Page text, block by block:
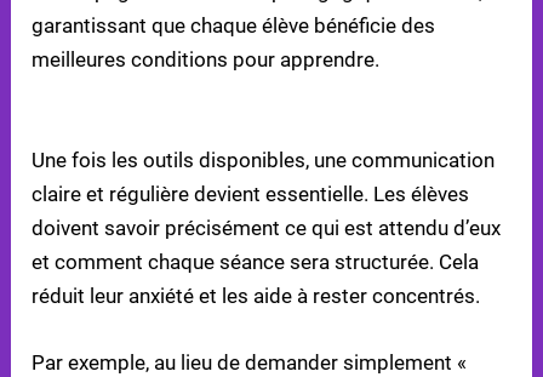
garantissant que chaque élève bénéficie des
meilleures conditions pour apprendre.
Une fois les outils disponibles, une communication
claire et régulière devient essentielle. Les élèves
doivent savoir précisément ce qui est attendu d’eux
et comment chaque séance sera structurée. Cela
réduit leur anxiété et les aide à rester concentrés.
Par exemple, au lieu de demander simplement «